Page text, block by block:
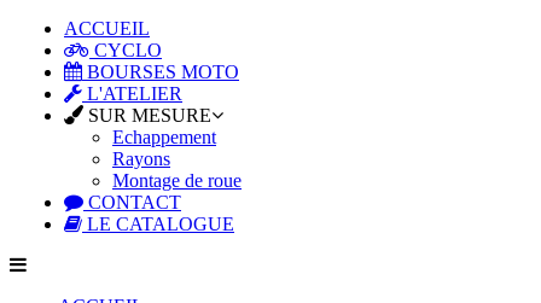
ACCUEIL
CYCLO
BOURSES MOTO
L'ATELIER
SUR MESURE
Echappement
Rayons
Montage de roue
CONTACT
LE CATALOGUE